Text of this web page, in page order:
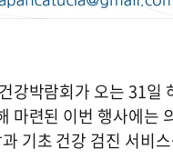
강박람회가 오는 31
마련된 이번 행사에는
기초 건강 검진 서비